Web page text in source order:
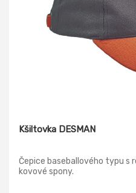
Kšiltovka DESMAN
Čepice baseballového typu s
kovové spony.